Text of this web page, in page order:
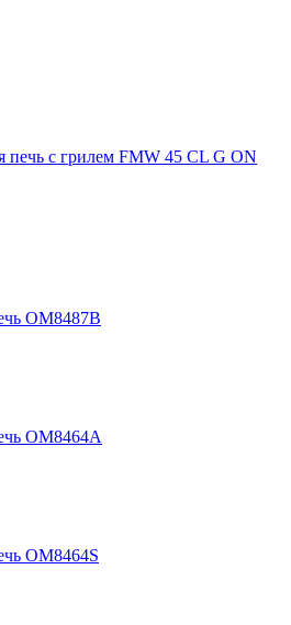
с грилем FMW 45 CL G ON
OM8487B
OM8464A
OM8464S